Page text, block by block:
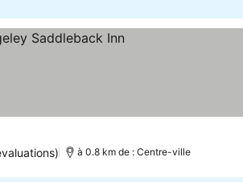
à 0.8 km de : Centre-ville